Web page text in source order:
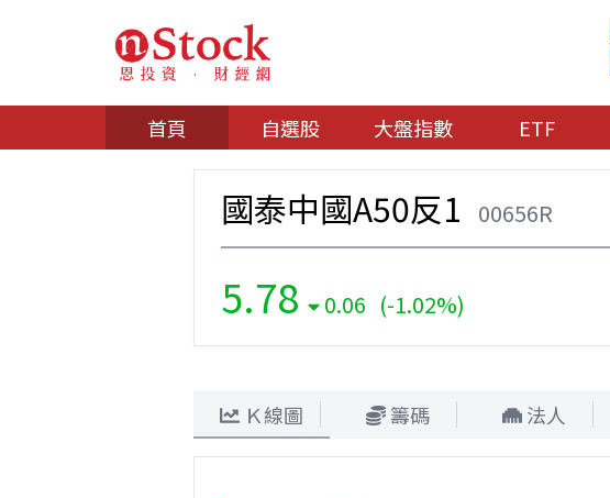
首頁 自選股 大盤指數 ETF
國泰中國A50反1 00656R
5.78 0.06 (-1.02%)
Ｋ線圖 籌碼 法人